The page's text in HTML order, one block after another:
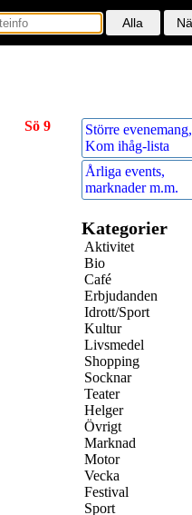
Sö 9
Större evenemang,
Kom ihåg-lista
Årliga events,
marknader m.m.
Kategorier
Aktivitet
Bio
Café
Erbjudanden
Idrott/Sport
Kultur
Livsmedel
Shopping
Socknar
Teater
Helger
Övrigt
Marknad
Motor
Vecka
Festival
Sport